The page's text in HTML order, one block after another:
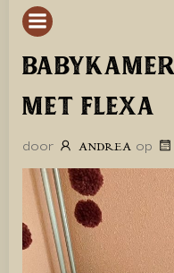
MET FLEXA
door ANDREA op